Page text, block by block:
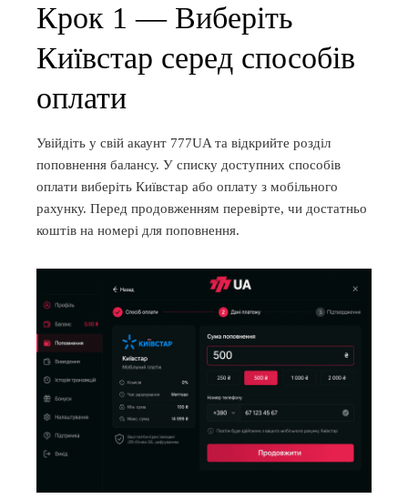
Крок 1 — Виберіть
Київстар серед способів
оплати
Увійдіть у свій акаунт 777UA та відкрийте розділ
поповнення балансу. У списку доступних способів
оплати виберіть Київстар або оплату з мобільного
рахунку. Перед продовженням перевірте, чи достатньо
коштів на номері для поповнення.